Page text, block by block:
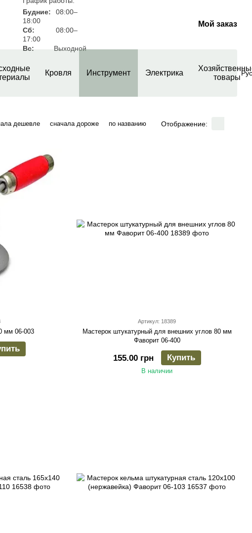
Будние:
08:00–
18:00
Сб:
08:00–
17:00
Вс:
Выходной
Мой заказ
Кровля Инструмент Электрика
товарыРус
дешевле сначала дороже по названию Отображение:
мм 06-003
Артикул: 18389
Мастерок штукатурный для внешних углов 80 мм
Фаворит 06-400
155.00 грн Купить
В наличии